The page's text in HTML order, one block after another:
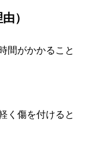
）
間がかかること
く傷を付けると